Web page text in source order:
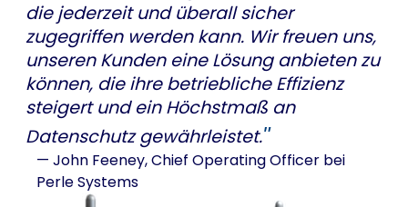
die jederzeit und überall sicher
zugegriffen werden kann. Wir freuen uns,
unseren Kunden eine Lösung anbieten zu
können, die ihre betriebliche Effizienz
steigert und ein Höchstmaß an
Datenschutz gewährleistet.
— John Feeney,Chief Operating Officer bei
Perle Systems